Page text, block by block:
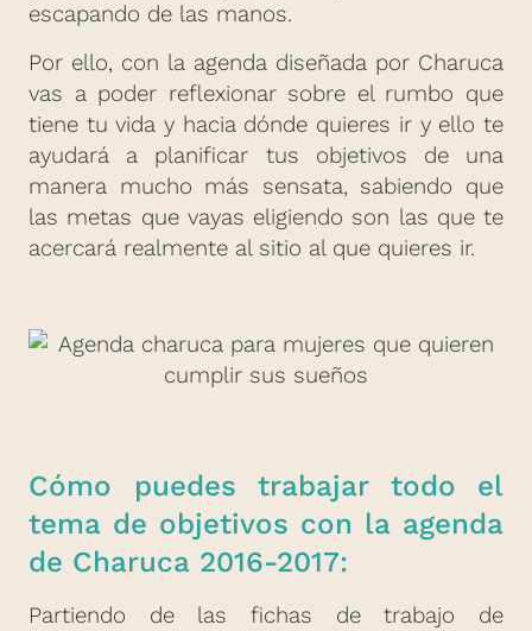
escapando de las manos.
Por ello, con la agenda diseñada por Charuca
vas a poder reflexionar sobre el rumbo que
tiene tu vida y hacia dónde quieres ir y ello te
ayudará a planificar tus objetivos de una
manera mucho más sensata, sabiendo que
las metas que vayas eligiendo son las que te
acercará realmente al sitio al que quieres ir.
Cómo puedes trabajar todo el
tema de objetivos con la agenda
de Charuca 2016-2017:
Partiendo de las fichas de trabajo de